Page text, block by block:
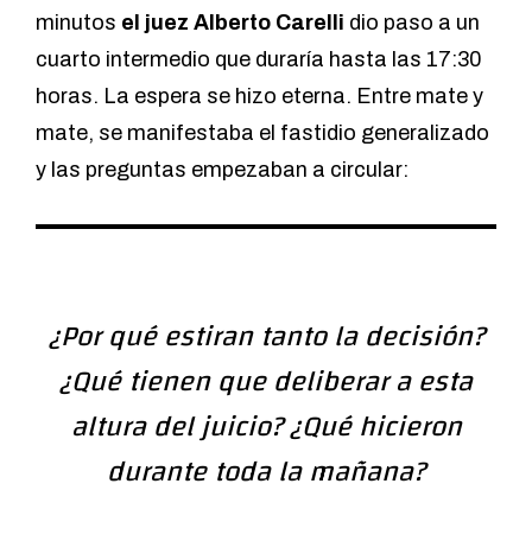
minutos el juez Alberto Carelli dio paso a un
cuarto intermedio que duraría hasta las 17:30
horas. La espera se hizo eterna. Entre mate y
mate, se manifestaba el fastidio generalizado
y las preguntas empezaban a circular:
¿Por qué estiran tanto la decisión?
¿Qué tienen que deliberar a esta
altura del juicio? ¿Qué hicieron
durante toda la mañana?